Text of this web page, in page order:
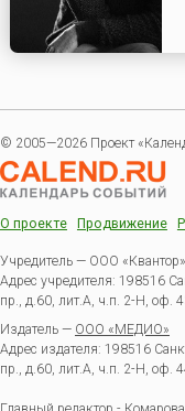
© 2005—2026 Проект
О проекте Продвижение
Учредитель — ООО «Квантор»
Адрес учредителя: 198516
пр., д.60, лит.А, ч.п. 2-Н, оф.
Издатель — ООО «МЕДИО»
Адрес издателя: 198516
пр., д.60, лит.А, ч.п. 2-Н, оф.